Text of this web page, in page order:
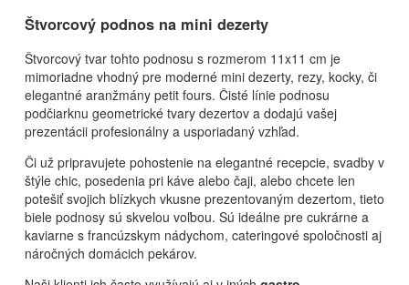
Štvorcový podnos na mini dezerty
Štvorcový tvar tohto podnosu s rozmerom 11x11 cm je
mimoriadne vhodný pre moderné mini dezerty, rezy, kocky, či
elegantné aranžmány petit fours. Čisté línie podnosu
podčiarknu geometrické tvary dezertov a dodajú vašej
prezentácii profesionálny a usporiadaný vzhľad.
Či už pripravujete pohostenie na elegantné recepcie, svadby v
štýle chic, posedenia pri káve alebo čaji, alebo chcete len
potešiť svojich blízkych vkusne prezentovaným dezertom, tieto
biele podnosy sú skvelou voľbou. Sú ideálne pre cukrárne a
kaviarne s francúzskym nádychom, cateringové spoločnosti aj
náročných domácich pekárov.